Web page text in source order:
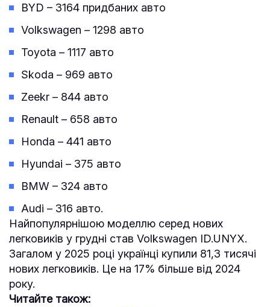
BYD – 3164 придбаних авто
Volkswagen – 1298 авто
Toyota – 1117 авто
Skoda – 969 авто
Zeekr – 844 авто
Renault – 658 авто
Honda – 441 авто
Hyundai – 375 авто
BMW – 324 авто
Audi – 316 авто.
Найпопулярнішою моделлю серед нових
легковиків у грудні став Volkswagen ID.UNYX.
Загалом у 2025 році українці купили 81,3 тисячі
нових легковиків. Це на 17% більше від 2024
року.
Читайте також: